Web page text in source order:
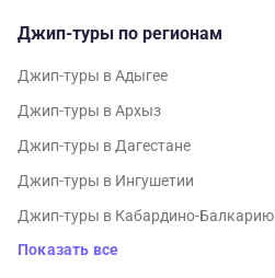
Джип-туры по регионам
Джип-туры в Адыгее
Джип-туры в Архыз
Джип-туры в Дагестане
Джип-туры в Ингушетии
Джип-туры в Кабардино-Балкарию
Показать все